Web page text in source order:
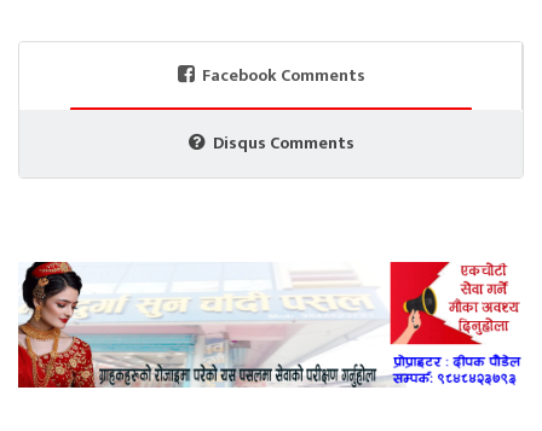
Facebook Comments
Disqus Comments